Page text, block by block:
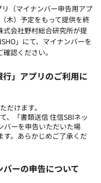
リ（マイナンバー申告用アプ
木）予定をもって提供を終
式会社野村総合研究所が提
」にて、マイナンバーを
認ください。
行」アプリのご利用に
だけます。
、「書類送信 住信SBIネッ
バーを申告いただいた場
。あらかじめご了承くだ
ーの申告について